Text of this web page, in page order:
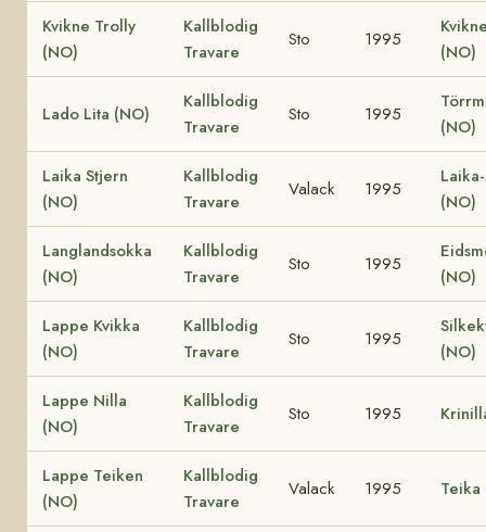
Kvikne Trolly
(NO)
Kallblodig
Travare
Sto 1995
(NO)
Lado Lita (NO)
Kallblodig
Travare
Sto 1995
(NO)
Laika Stjern
(NO)
Kallblodig
Travare
Valack 1995
(NO)
Langlandsokka
(NO)
Kallblodig
Travare
Sto 1995
(NO)
Lappe Kvikka
(NO)
Kallblodig
Travare
Sto 1995
(NO)
Lappe Nilla
(NO)
Kallblodig
Travare
Sto 1995
Lappe Teiken
(NO)
Kallblodig
Travare
Valack 1995 Teika